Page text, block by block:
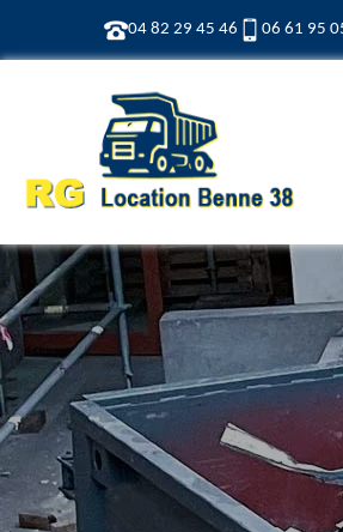
04 82 29 45 46 06 61 95